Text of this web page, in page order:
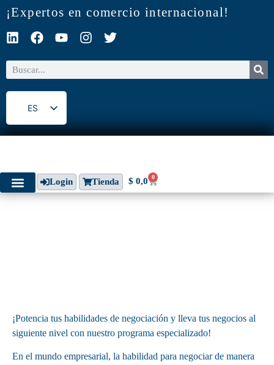
¡Expertos en comercio internacional!
ES
EN
Login Tienda $ 0,0 0
¡Potencia tus habilidades de negociación y lleva tus negocios al
siguiente nivel con nuestro programa especializado!
En el mundo empresarial, la habilidad para negociar de manera